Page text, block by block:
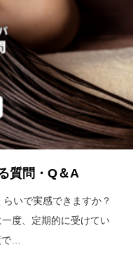
質問・Q＆A
いで実感できますか？
度、定期的に受けてい
…